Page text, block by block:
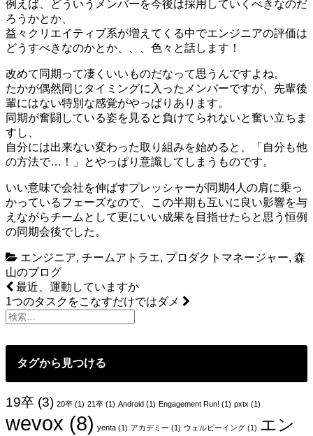
例えば、
どういうメンバーを今後は採用していくべきなのだ
ろうかとか、
益々クリエイティブ系が増えてくる中でエンジニアの評価は
どうすべきなのかとか、、、色々と話します！
改めて同期って凄くいいものだなって思うんですよね。
たかが偶然同じタイミングに入ったメンバーですが、先輩後
輩にはない特別な感覚がやっぱりあります。
同期が奮闘している姿を見ると負けてられないと奮い立ちま
すし、
自分には出来ない変わった取り組みを始めると、「自分も他
の方法で…！」とやっぱり意識してしまうものです。
いい意味で会社を伸ばすプレッシャーが同期4人の肩に乗っ
かっているフェーズなので、この半期も互いに良い影響を与
えながらチームとして更にいい成果を目指せたらと思う恒例
の同期会後でした。
エンジニア, チームアトラエ, プロダクトマネージャー, 森
山のブログ
投
稿
ビ
ゲ
ー
シ
最近、運動していますか
1つのタスクをこなすだけではダメ
タグから見つける
19卒 (3) 20卒 (1) 21卒 (1) Android (1) Engagement Run! (1) pxtx (1)
wevox (8) yenta (1) アカデミー (1) ウェルビーイング (1) エン